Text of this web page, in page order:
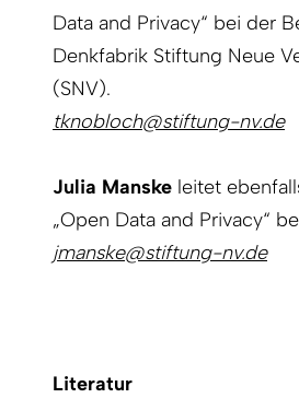
Data and Privacy“ bei der
Denkfabrik Stiftung Neue
(SNV).
tknobloch@stiftung-nv.de
Julia Manske leitet
„Open Data and Privacy“
jmanske@stiftung-nv.de
Literatur